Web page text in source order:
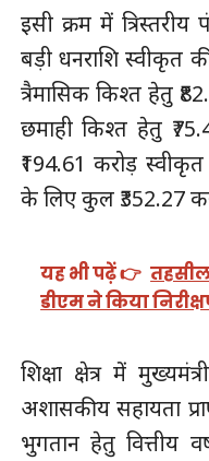
इसी क्रम में
बड़ी धनराशि स्वीकृत
त्रैमासिक किश्त हेतु
छमाही किश्त हेतु
₹194.61 करोड़
के लिए कुल ₹352.27
यह भी पढ़ें 👉
डीएम ने किया
शिक्षा क्षेत्र में
अशासकीय सहायता
भुगतान हेतु वित्तीय